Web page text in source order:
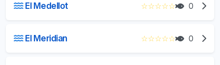
El Medellot ☆☆☆☆☆ 0
El Meridian ☆☆☆☆☆ 0